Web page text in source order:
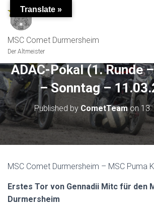
MSC Comet Durmersheim
Der Altmeister
ADAC-Pokal (1. Runde
– Sonntag –
Published by CometTeamon13.
MSC Comet Durmersheim – MSC Puma
Erstes Tor von Gennadii Mitc für den
Durmersheim
Translate »